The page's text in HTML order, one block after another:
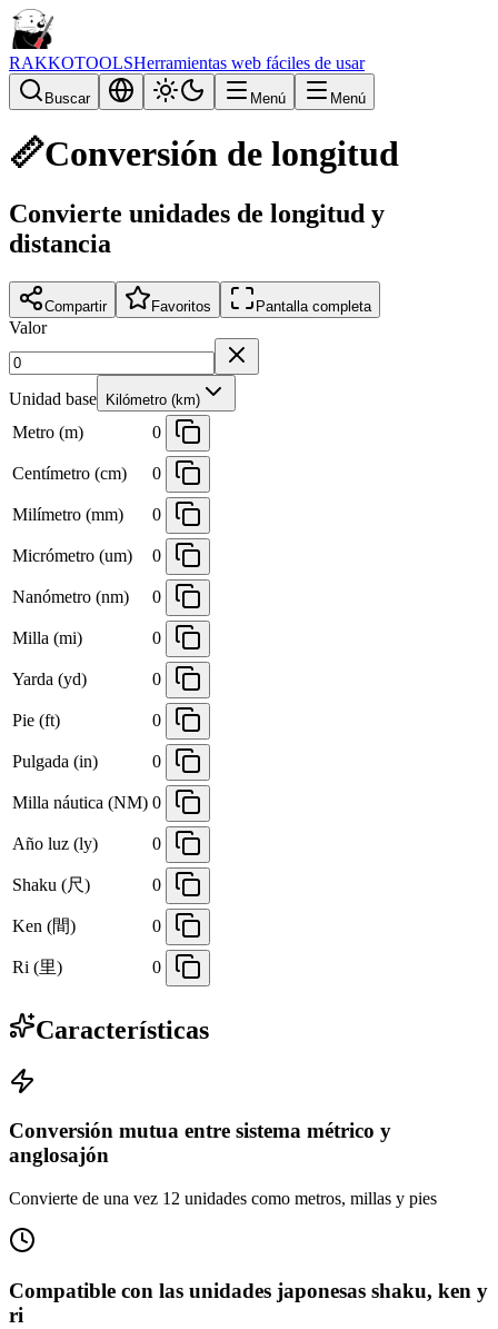
RAKKOTOOLSHerramientas web fáciles de usar
Buscar Menú Menú
📏Conversión de longitud
Convierte unidades de longitud y
distancia
Compartir Favoritos Pantalla completa
Valor
Unidad base Kilómetro (km)
Metro (m) 0
Centímetro (cm) 0
Milímetro (mm) 0
Micrómetro (um) 0
Nanómetro (nm) 0
Milla (mi) 0
Yarda (yd) 0
Pie (ft) 0
Pulgada (in) 0
Milla náutica (NM) 0
Año luz (ly) 0
Shaku (尺) 0
Ken (間) 0
Ri (里) 0
Características
Conversión mutua entre sistema métrico y
anglosajón
Convierte de una vez 12 unidades como metros, millas y pies
Compatible con las unidades japonesas shaku, ken y
ri